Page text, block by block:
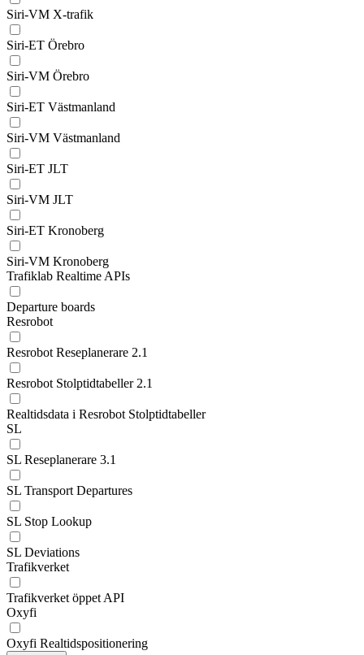
Siri-VM X-trafik
Siri-ET Örebro
Siri-VM Örebro
Siri-ET Västmanland
Siri-VM Västmanland
Siri-ET JLT
Siri-VM JLT
Siri-ET Kronoberg
Siri-VM Kronoberg
Trafiklab Realtime APIs
Departure boards
Resrobot
Resrobot Reseplanerare 2.1
Resrobot Stolptidtabeller 2.1
Realtidsdata i Resrobot Stolptidtabeller
SL
SL Reseplanerare 3.1
SL Transport Departures
SL Stop Lookup
SL Deviations
Trafikverket
Trafikverket öppet API
Oxyfi
Oxyfi Realtidspositionering